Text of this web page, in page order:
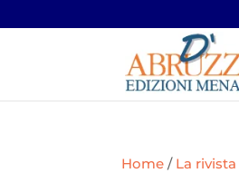
Home / La rivista